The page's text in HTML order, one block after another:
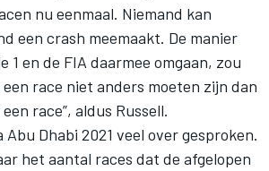
nu eenmaal. Niemand kan
een crash meemaakt. De manier
1 en de FIA daarmee omgaan, zou
race niet anders moeten zijn dan
race”, aldus Russell.
Dhabi 2021 veel over gesproken.
het aantal races dat de afgelopen